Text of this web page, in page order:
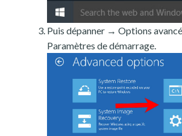
Puis dépanner → Options
Paramètres de démarrage.